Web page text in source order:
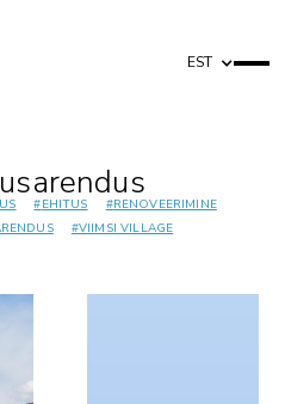
EST
#EHITUS #RENOVEERIMINE
#VIIMSI VILLAGE